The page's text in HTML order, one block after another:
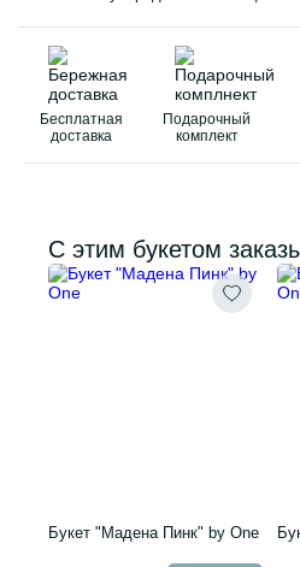
Бесплатная
доставка
Подарочный
комплект
С этим букетом
Букет "Мадена Пинк" by One